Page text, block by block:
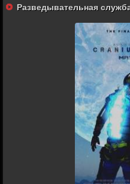
Разведывательная